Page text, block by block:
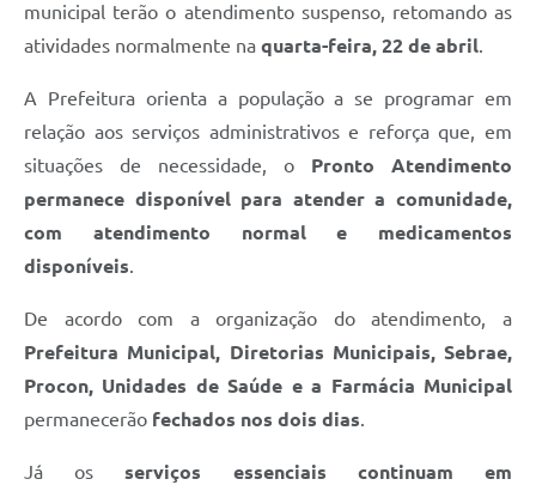
municipal terão o atendimento suspenso, retomando as
atividades normalmente na quarta-feira, 22 de abril.
A Prefeitura orienta a população a se programar em
relação aos serviços administrativos e reforça que, em
situações de necessidade, o Pronto Atendimento
permanece disponível para atender a comunidade,
com atendimento normal e medicamentos
disponíveis.
De acordo com a organização do atendimento, a
Prefeitura Municipal, Diretorias Municipais, Sebrae,
Procon, Unidades de Saúde e a Farmácia Municipal
permanecerão fechados nos dois dias.
Já osserviços essenciais continuam em